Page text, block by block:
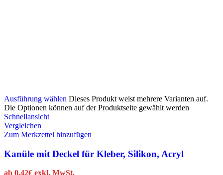
Ausführung wählen Dieses Produkt weist mehrere Varianten auf.
Die Optionen können auf der Produktseite gewählt werden
Schnellansicht
Vergleichen
Zum Merkzettel hinzufügen
Kanüle mit Deckel für Kleber, Silikon, Acryl
ab 0,42€ exkl. MwSt.